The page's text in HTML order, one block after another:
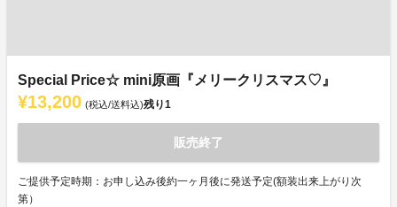
Special Price☆ mini原画『メリークリスマス♡』
¥13,200 (税込/送料込)残り1
販売終了
ご提供予定時期：お申し込み後約一ヶ月後に発送予定(額装出来上がり次
第）